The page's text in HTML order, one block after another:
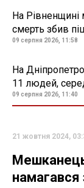
На Рівненщині
смерть збив
09 серпня 2026, 11:58
На
11 людей,
09 серпня 2026, 11:40
21 жовтня 2024,
намагався